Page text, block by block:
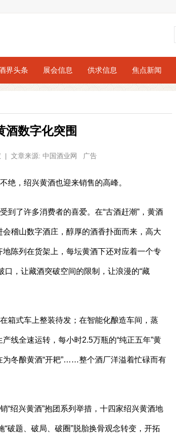
界头条 展会信息 供求信息 焦点新闻
酒数字化突围
| 文章来源: 中国酒业网 广告
绝，绍兴黄酒也迎来销售的高峰。
到了许多消费者的喜爱。在“古酒赶潮”，黄酒
稽山数字酒庄，醇厚的酒香扑面而来，高大
陈列在货架上，每坛黄酒下还对应着一个专
口，让藏酒突破空间的限制，让浪漫的“藏
箱式车上整装待发；在智能化酿造车间，蒸
线全速运转，每小时2.5万瓶的“纯正五年”黄
冬酿黄酒“开耙”……整个酒厂洋溢着忙碌而有
“绍兴黄酒”抱团系列举措，十四家绍兴黄酒地
“破题、破局、破圈”脱胎换骨观念转变，开拓